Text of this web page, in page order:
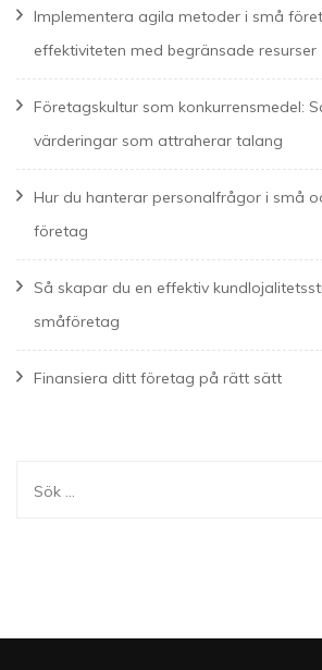
Implementera agila metoder i små
effektiviteten med begränsade resurser
Företagskultur som konkurrensmedel:
värderingar som attraherar talang
Hur du hanterar personalfrågor i små
företag
Så skapar du en effektiv
småföretag
Finansiera ditt företag på rätt sätt
Sök